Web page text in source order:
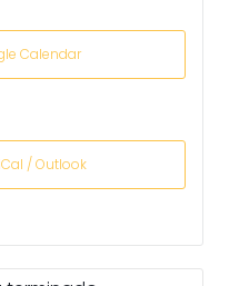
Calendar
/ Outlook